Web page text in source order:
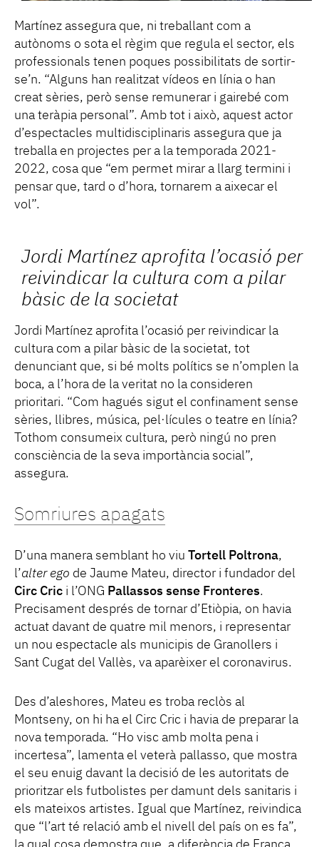
Martínez assegura que, ni treballant com a
autònoms o sota el règim que regula el sector, els
professionals tenen poques possibilitats de sortir-
se’n. “Alguns han realitzat vídeos en línia o han
creat sèries, però sense remunerar i gairebé com
una teràpia personal”. Amb tot i això, aquest actor
d’espectacles multidisciplinaris assegura que ja
treballa en projectes per a la temporada 2021-
2022, cosa que “em permet mirar a llarg termini i
pensar que, tard o d’hora, tornarem a aixecar el
vol”.
Jordi Martínez aprofita l’ocasió per
reivindicar la cultura com a pilar
bàsic de la societat
Jordi Martínez aprofita l’ocasió per reivindicar la
cultura com a pilar bàsic de la societat, tot
denunciant que, si bé molts polítics se n’omplen la
boca, a l’hora de la veritat no la consideren
prioritari. “Com hagués sigut el confinament sense
sèries, llibres, música, pel·lícules o teatre en línia?
Tothom consumeix cultura, però ningú no pren
consciència de la seva importància social”,
assegura.
Somriures apagats
D’una manera semblant ho viu Tortell Poltrona,
l’alter ego de Jaume Mateu, director i fundador del
Circ Cric i l’ONG Pallassos sense Fronteres.
Precisament després de tornar d’Etiòpia, on havia
actuat davant de quatre mil menors, i representar
un nou espectacle als municipis de Granollers i
Sant Cugat del Vallès, va aparèixer el coronavirus.
Des d’aleshores, Mateu es troba reclòs al
Montseny, on hi ha el Circ Cric i havia de preparar la
nova temporada. “Ho visc amb molta pena i
incertesa”, lamenta el veterà pallasso, que mostra
el seu enuig davant la decisió de les autoritats de
prioritzar els futbolistes per damunt dels sanitaris i
els mateixos artistes. Igual que Martínez, reivindica
que “l’art té relació amb el nivell del país on es fa”,